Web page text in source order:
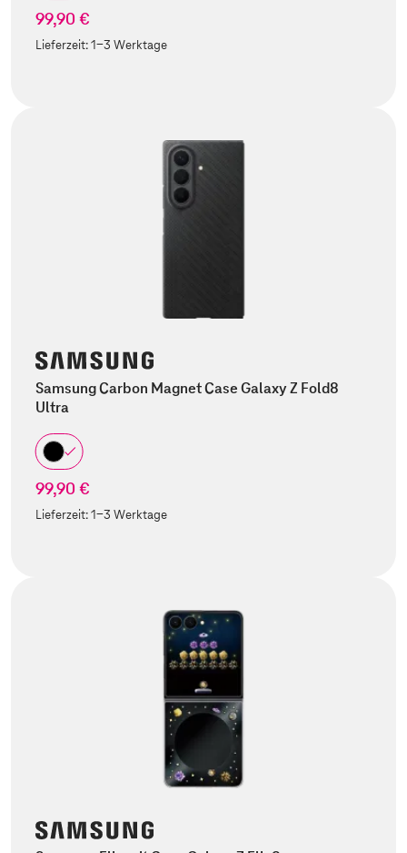
99,90 €
Lieferzeit:1-3 Werktage
Samsung Carbon Magnet Case Galaxy Z Fold8
Ultra
99,90 €
Lieferzeit:1-3 Werktage